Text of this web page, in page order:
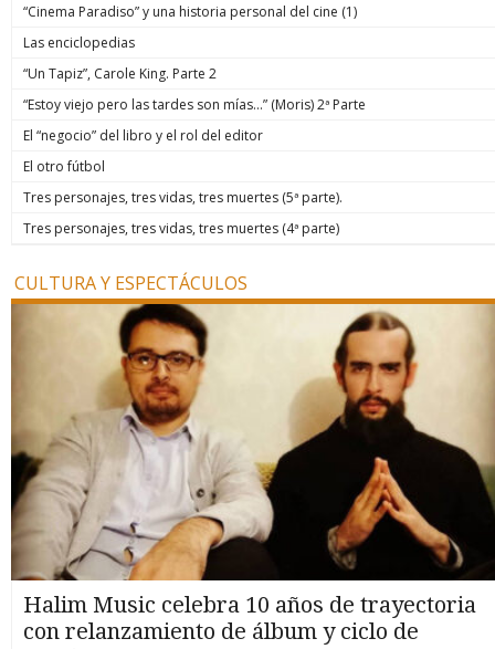
“Cinema Paradiso” y una historia personal del cine (1)
Las enciclopedias
“Un Tapiz”, Carole King. Parte 2
“Estoy viejo pero las tardes son mías…” (Moris) 2ª Parte
El “negocio” del libro y el rol del editor
El otro fútbol
Tres personajes, tres vidas, tres muertes (5ª parte).
Tres personajes, tres vidas, tres muertes (4ª parte)
CULTURA Y ESPECTÁCULOS
Halim Music celebra 10 años de trayectoria
con relanzamiento de álbum y ciclo de